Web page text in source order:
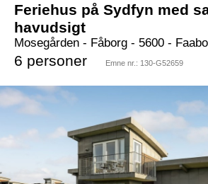
Feriehus på Sydfyn med
havudsigt
Mosegården - Fåborg - 5600 -
6 personer Emne nr.: 130-G52659